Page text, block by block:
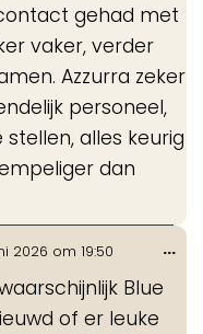
gehad met
vaker, verder
Azzurra zeker
personeel,
alles keurig
dan
2026 om 19:50
Blue
of er leuke
...